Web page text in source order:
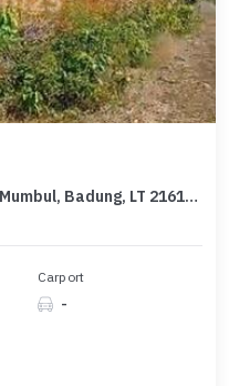
Jual Cepat Tanah Terjangkau di Mumbul, Badung, LT 2161m²
Carport
-